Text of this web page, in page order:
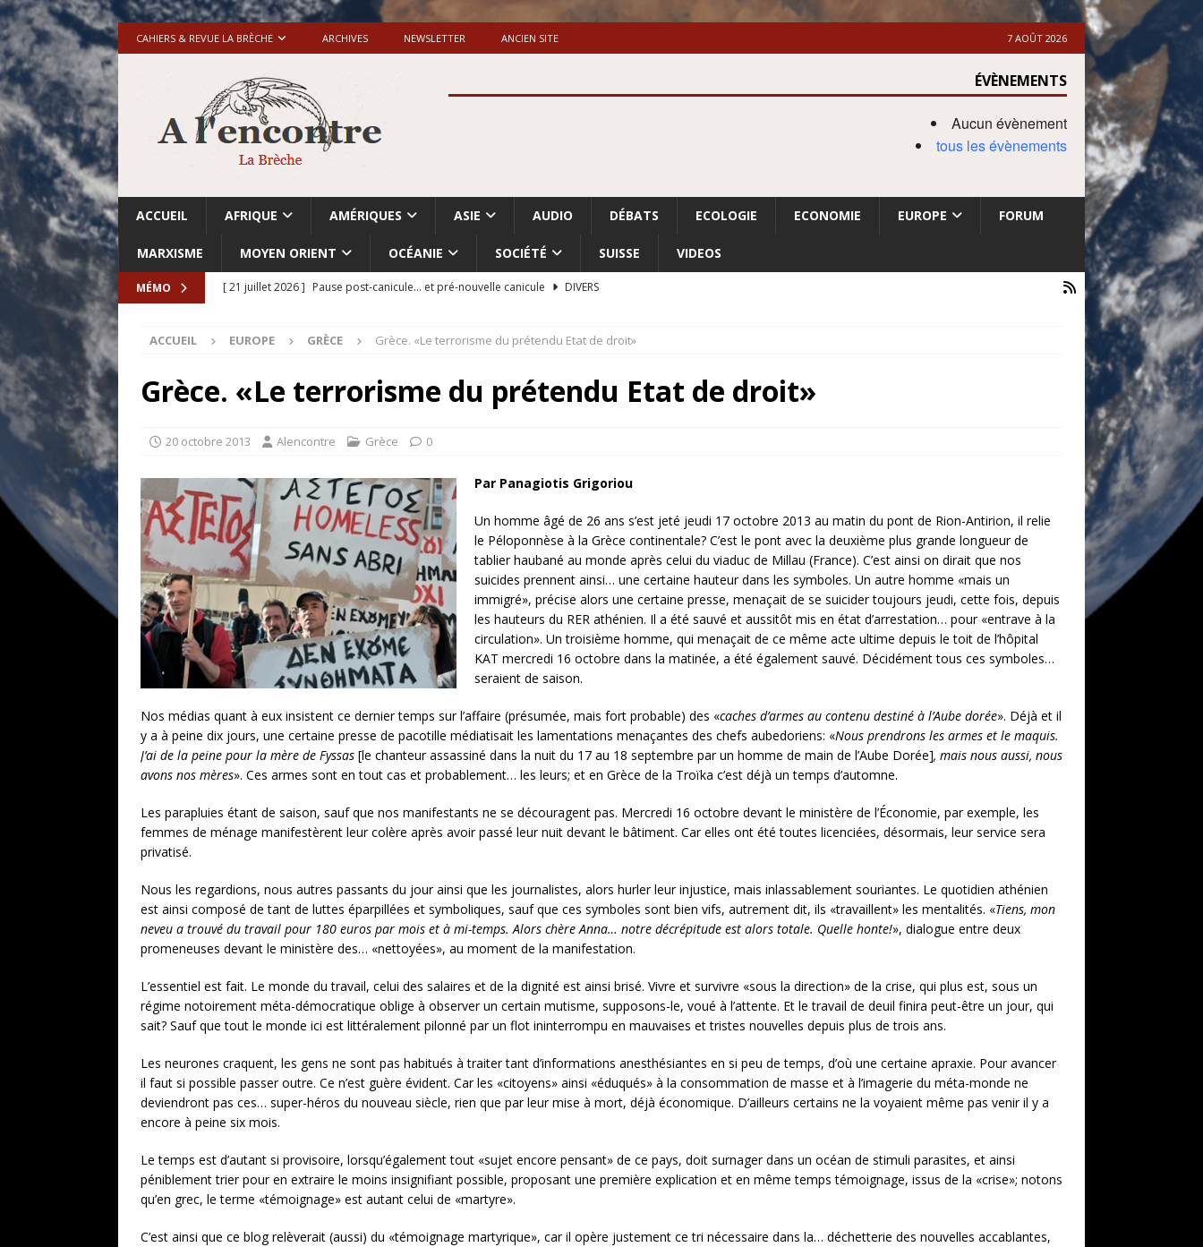
CAHIERS & REVUE LA BRÈCHE ARCHIVES NEWSLETTER ANCIEN SITE 7 AOÛT 2026
ÉVÈNEMENTS
Aucun évènement
tous les évènements
ACCUEIL AFRIQUE AMÉRIQUES ASIE AUDIO DÉBATS ECOLOGIE ECONOMIE EUROPE FORUM
MARXISME MOYEN ORIENT OCÉANIE SOCIÉTÉ SUISSE VIDEOS
MÉMO [ 21 juillet 2026 ] Pause post-canicule… et pré-nouvelle canicule
DIVERS
[ 18 juillet 2026 ]
Israël-Palestine. «Accentuation du nettoyage ethnique en Cisjordanie et à Gaza
avant les élections du 27 octobre»
«Le discours de Trump sur la “fraude électorale” était une blague de mauvais
goût… et une menace»
ETATS-UNIS
[ 14 juin 2020 ] Brésil. Les vies noires comptent: l’urgence de la démilitarisation de la Police militaire
* LA UNE
ACCUEIL EUROPE GRÈCE Grèce. «Le terrorisme du prétendu Etat de droit»
Grèce. «Le terrorisme du prétendu Etat de droit»
20 octobre 2013 Alencontre Grèce 0
Par Panagiotis Grigoriou
Un homme âgé de 26 ans s’est jeté jeudi 17 octobre 2013 au matin du pont de Rion-Antirion, il relie
le Péloponnèse à la Grèce continentale? C’est le pont avec la deuxième plus grande longueur de
tablier haubané au monde après celui du viaduc de Millau (France). C’est ainsi on dirait que nos
suicides prennent ainsi… une certaine hauteur dans les symboles. Un autre homme «mais un
immigré», précise alors une certaine presse, menaçait de se suicider toujours jeudi, cette fois, depuis
les hauteurs du RER athénien. Il a été sauvé et aussitôt mis en état d’arrestation… pour «entrave à la
circulation». Un troisième homme, qui menaçait de ce même acte ultime depuis le toit de l’hôpital
KAT mercredi 16 octobre dans la matinée, a été également sauvé. Décidément tous ces symboles…
seraient de saison.
Nos médias quant à eux insistent ce dernier temps sur l’affaire (présumée, mais fort probable) des «caches d’armes au contenu destiné à l’Aube dorée». Déjà et il
y a à peine dix jours, une certaine presse de pacotille médiatisait les lamentations menaçantes des chefs aubedoriens: «Nous prendrons les armes et le maquis.
J’ai de la peine pour la mère de Fyssas [le chanteur assassiné dans la nuit du 17 au 18 septembre par un homme de main de l’Aube Dorée], mais nous aussi, nous
avons nos mères». Ces armes sont en tout cas et probablement… les leurs; et en Grèce de la Troïka c’est déjà un temps d’automne.
Les parapluies étant de saison, sauf que nos manifestants ne se découragent pas. Mercredi 16 octobre devant le ministère de l’Économie, par exemple, les
femmes de ménage manifestèrent leur colère après avoir passé leur nuit devant le bâtiment. Car elles ont été toutes licenciées, désormais, leur service sera
privatisé.
Nous les regardions, nous autres passants du jour ainsi que les journalistes, alors hurler leur injustice, mais inlassablement souriantes. Le quotidien athénien
est ainsi composé de tant de luttes éparpillées et symboliques, sauf que ces symboles sont bien vifs, autrement dit, ils «travaillent» les mentalités. «Tiens, mon
neveu a trouvé du travail pour 180 euros par mois et à mi-temps. Alors chère Anna… notre décrépitude est alors totale. Quelle honte!», dialogue entre deux
promeneuses devant le ministère des… «nettoyées», au moment de la manifestation.
L’essentiel est fait. Le monde du travail, celui des salaires et de la dignité est ainsi brisé. Vivre et survivre «sous la direction» de la crise, qui plus est, sous un
régime notoirement méta-démocratique oblige à observer un certain mutisme, supposons-le, voué à l’attente. Et le travail de deuil finira peut-être un jour, qui
sait? Sauf que tout le monde ici est littéralement pilonné par un flot ininterrompu en mauvaises et tristes nouvelles depuis plus de trois ans.
Les neurones craquent, les gens ne sont pas habitués à traiter tant d’informations anesthésiantes en si peu de temps, d’où une certaine apraxie. Pour avancer
il faut si possible passer outre. Ce n’est guère évident. Car les «citoyens» ainsi «éduqués» à la consommation de masse et à l’imagerie du méta-monde ne
deviendront pas ces… super-héros du nouveau siècle, rien que par leur mise à mort, déjà économique. D’ailleurs certains ne la voyaient même pas venir il y a
encore à peine six mois.
Le temps est d’autant si provisoire, lorsqu’également tout «sujet encore pensant» de ce pays, doit surnager dans un océan de stimuli parasites, et ainsi
péniblement trier pour en extraire le moins insignifiant possible, proposant une première explication et en même temps témoignage, issus de la «crise»; notons
qu’en grec, le terme «témoignage» est autant celui de «martyre».
C’est ainsi que ce blog relèverait (aussi) du «témoignage martyrique», car il opère justement ce tri nécessaire dans la… déchetterie des nouvelles accablantes,